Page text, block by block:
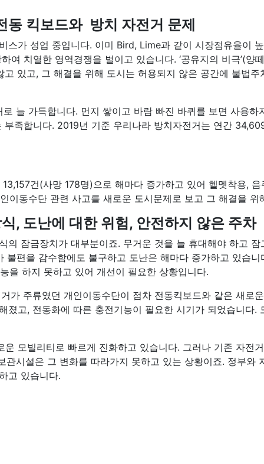
동 킥보드와 방치 자전거 문제
스가 성업 중입니다. 이미 Bird, Lime과 같이 시장점유율이
여 치열한 영역경쟁을 벌이고 있습니다. ‘공유지의 비극’(
있고, 그 해결을 위해 도시는 허용되지 않은 공간에 불법
늘 가득합니다. 먼지 쌓이고 바람 빠진 바퀴를 보면 사용
족합니다. 2019년 기준 우리나라 방치자전거는 연간
건(사망 178명)으로 해마다 증가하고 있어 헬멧착용,
이동수단 관련 사고를 새로운 도시문제로 보고 그 해결을
, 도난에 대한 위험, 안전하지 않은 주차
의 잠금장치가 대부분이죠. 무거운 것을 늘 휴대해야 하고
편을 감수함에도 불구하고 도난은 해마다 증가하고 있습
을 하지 못하고 있어 개선이 필요한 상황입니다.
가 주류였던 개인이동수단이 점차 전동킥보드와 같은 새로
고, 전동화에 따른 충전기능이 필요한 시기가 되었습니다
모빌리티로 빠르게 진화하고 있습니다. 그러나 기존 자전
시설은 그 변화를 따라가지 못하고 있는 상황이죠. 정부
고 있습니다.